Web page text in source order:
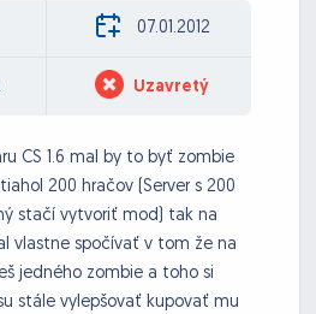
07.01.2012
Uzavretý
CS 1.6 mal by to byť zombie
200 hračov (Server s 200
stačí vytvoriť mod) tak na
vlastne spočívať v tom že na
jedného zombie a toho si
stále vylepšovať kupovať mu